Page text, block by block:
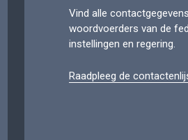
Vind alle
woordvoerders van de
instellingen en regering.
Raadpleeg de